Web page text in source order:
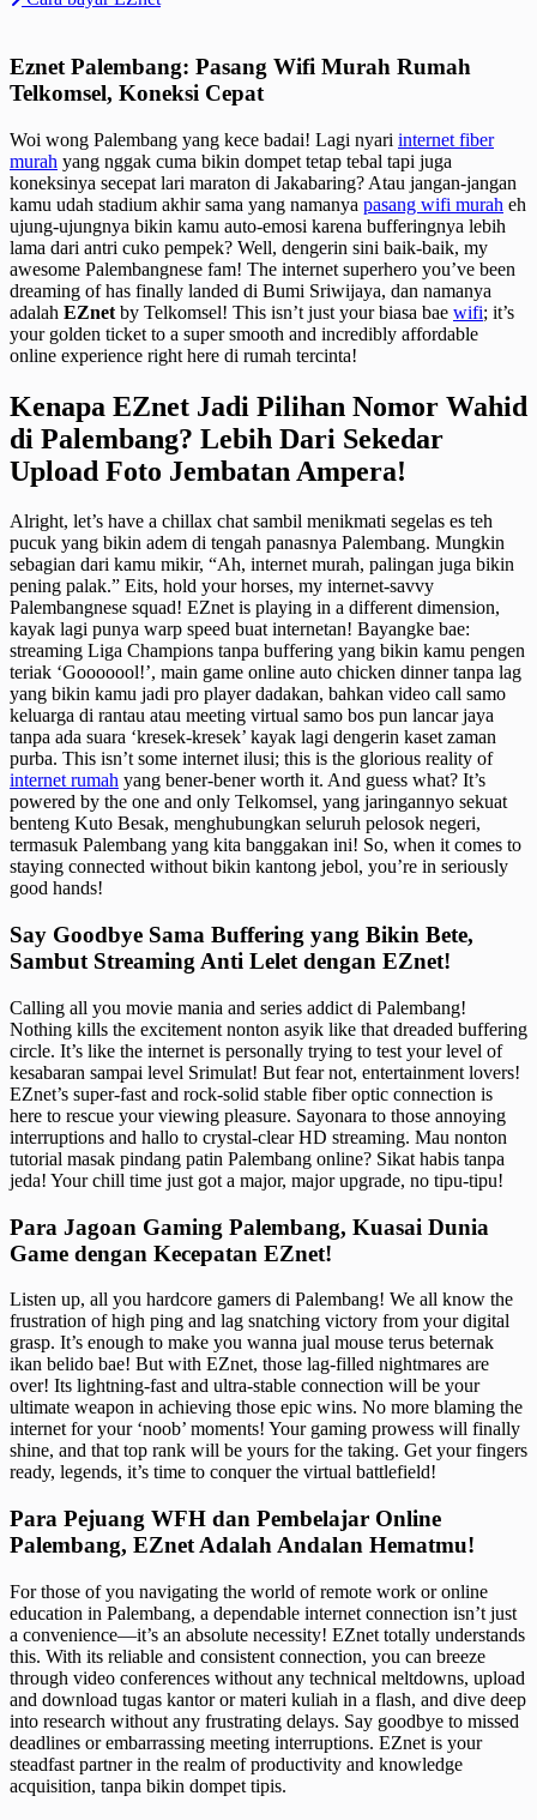
Eznet Palembang: Pasang Wifi Murah Rumah
Telkomsel, Koneksi Cepat
Woi wong Palembang yang kece badai! Lagi nyari internet fiber
murah yang nggak cuma bikin dompet tetap tebal tapi juga
koneksinya secepat lari maraton di Jakabaring? Atau jangan-jangan
kamu udah stadium akhir sama yang namanya pasang wifi murah eh
ujung-ujungnya bikin kamu auto-emosi karena bufferingnya lebih
lama dari antri cuko pempek? Well, dengerin sini baik-baik, my
awesome Palembangnese fam! The internet superhero you’ve been
dreaming of has finally landed di Bumi Sriwijaya, dan namanya
adalah EZnet by Telkomsel! This isn’t just your biasa bae wifi; it’s
your golden ticket to a super smooth and incredibly affordable
online experience right here di rumah tercinta!
Kenapa EZnet Jadi Pilihan Nomor Wahid
di Palembang? Lebih Dari Sekedar
Upload Foto Jembatan Ampera!
Alright, let’s have a chillax chat sambil menikmati segelas es teh
pucuk yang bikin adem di tengah panasnya Palembang. Mungkin
sebagian dari kamu mikir, “Ah, internet murah, palingan juga bikin
pening palak.” Eits, hold your horses, my internet-savvy
Palembangnese squad! EZnet is playing in a different dimension,
kayak lagi punya warp speed buat internetan! Bayangke bae:
streaming Liga Champions tanpa buffering yang bikin kamu pengen
teriak ‘Gooooool!’, main game online auto chicken dinner tanpa lag
yang bikin kamu jadi pro player dadakan, bahkan video call samo
keluarga di rantau atau meeting virtual samo bos pun lancar jaya
tanpa ada suara ‘kresek-kresek’ kayak lagi dengerin kaset zaman
purba. This isn’t some internet ilusi; this is the glorious reality of
internet rumah yang bener-bener worth it. And guess what? It’s
powered by the one and only Telkomsel, yang jaringannyo sekuat
benteng Kuto Besak, menghubungkan seluruh pelosok negeri,
termasuk Palembang yang kita banggakan ini! So, when it comes to
staying connected without bikin kantong jebol, you’re in seriously
good hands!
Say Goodbye Sama Buffering yang Bikin Bete,
Sambut Streaming Anti Lelet dengan EZnet!
Calling all you movie mania and series addict di Palembang!
Nothing kills the excitement nonton asyik like that dreaded buffering
circle. It’s like the internet is personally trying to test your level of
kesabaran sampai level Srimulat! But fear not, entertainment lovers!
EZnet’s super-fast and rock-solid stable fiber optic connection is
here to rescue your viewing pleasure. Sayonara to those annoying
interruptions and hallo to crystal-clear HD streaming. Mau nonton
tutorial masak pindang patin Palembang online? Sikat habis tanpa
jeda! Your chill time just got a major, major upgrade, no tipu-tipu!
Para Jagoan Gaming Palembang, Kuasai Dunia
Game dengan Kecepatan EZnet!
Listen up, all you hardcore gamers di Palembang! We all know the
frustration of high ping and lag snatching victory from your digital
grasp. It’s enough to make you wanna jual mouse terus beternak
ikan belido bae! But with EZnet, those lag-filled nightmares are
over! Its lightning-fast and ultra-stable connection will be your
ultimate weapon in achieving those epic wins. No more blaming the
internet for your ‘noob’ moments! Your gaming prowess will finally
shine, and that top rank will be yours for the taking. Get your fingers
ready, legends, it’s time to conquer the virtual battlefield!
Para Pejuang WFH dan Pembelajar Online
Palembang, EZnet Adalah Andalan Hematmu!
For those of you navigating the world of remote work or online
education in Palembang, a dependable internet connection isn’t just
a convenience—it’s an absolute necessity! EZnet totally understands
this. With its reliable and consistent connection, you can breeze
through video conferences without any technical meltdowns, upload
and download tugas kantor or materi kuliah in a flash, and dive deep
into research without any frustrating delays. Say goodbye to missed
deadlines or embarrassing meeting interruptions. EZnet is your
steadfast partner in the realm of productivity and knowledge
acquisition, tanpa bikin dompet tipis.